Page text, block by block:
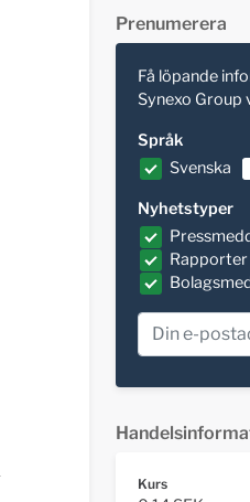
Prenumerera
Få löpande
Synexo Group
Språk
Svenska
Nyhetstyper
Rapporter
Kurs